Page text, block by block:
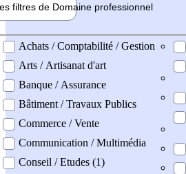
filtres de Domaine professionnel
professionel
Achats / Comptabilité / Gestion
Arts / Artisanat d'art
Banque / Assurance
Bâtiment / Travaux Publics
Commerce / Vente
Communication / Multimédia
Conseil / Etudes (1)